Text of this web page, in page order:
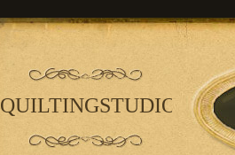
QUILTINGSTUDIO